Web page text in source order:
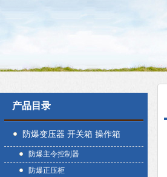
产品目录
防爆变压器 开关箱 操作箱
防爆主令控制器
防爆正压柜